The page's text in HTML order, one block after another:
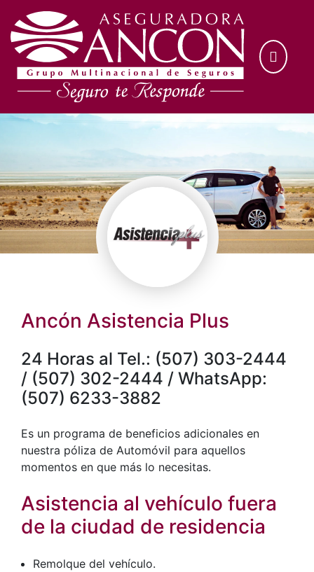
Ancón Asistencia Plus
24 Horas al Tel.: (507) 303-2444
/ (507) 302-2444 / WhatsApp:
(507) 6233-3882
Es un programa de beneficios adicionales en
nuestra póliza de Automóvil para aquellos
momentos en que más lo necesitas.
Asistencia al vehículo fuera
de la ciudad de residencia
Remolque del vehículo.